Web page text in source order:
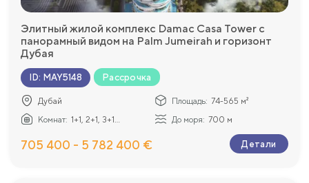
Элитный жилой комплекс Damac Casa Tower с
панорамный видом на Palm Jumeirah и горизонт
Дубая
ID: MAY5148 Рассрочка
Дубай Площадь: 74-565 м²
Комнат: 1+1, 2+1, 3+1... До моря: 700 м
705 400 - 5 782 400 € Детали